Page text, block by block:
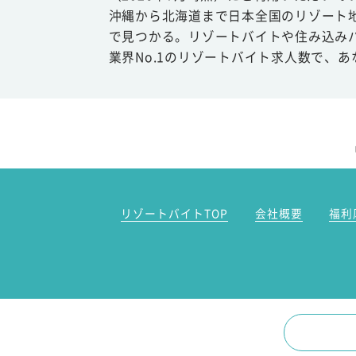
沖縄から北海道まで日本全国のリゾー
で見つかる。リゾートバイトや住み込
業界No.1のリゾートバイト求人数で、
リゾートバイトTOP 会社概要 福利